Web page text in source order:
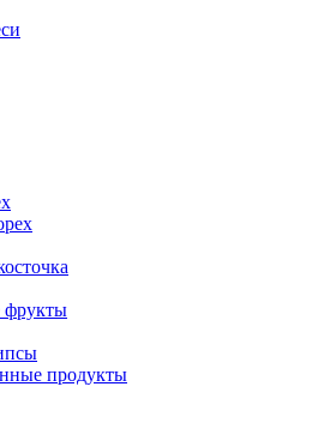
фрукты
продукты